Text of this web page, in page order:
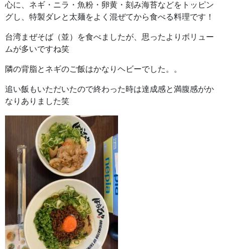
心に、ネギ・ニラ・魚粉・卵黄・刻み海苔などをトッピン
グし、特製ダレと太麺をよく混ぜてから食べる料理です！
台湾まぜそば（並）を食べましたが、思ったよりボリュー
ムが多いですね笑
隣の背脂とネギのご飯はかなりヘビーでした。。
追い飯もいただいたので終わった時は達成感と満腹感がか
なりありました笑